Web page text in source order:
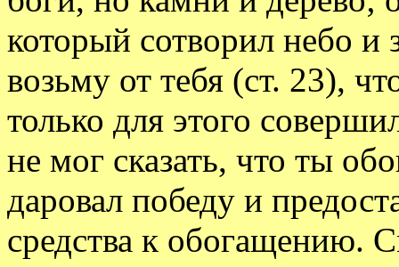
который сотворил небо
возьму от тебя (ст. 23),
только для этого
не мог сказать, что ты
даровал победу и
средства к обогащению.